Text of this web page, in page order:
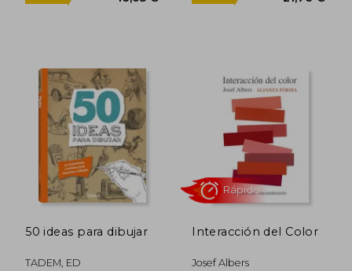
5%
dcto.
14,90 €
14,16 €
5%
dcto.
50 ideas para dibujar
TADEM, ED
Interacción del Color
Josef Albers